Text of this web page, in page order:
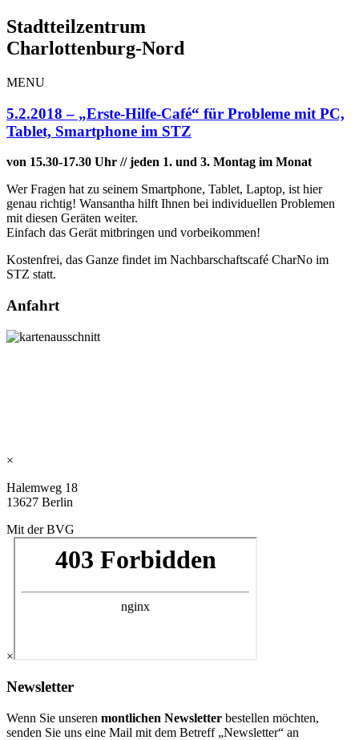
Stadtteilzentrum
Charlottenburg-Nord
MENU
5.2.2018 – „Erste-Hilfe-Café“ für Probleme mit PC,
Tablet, Smartphone im STZ
von 15.30-17.30 Uhr // jeden 1. und 3. Montag im Monat
Wer Fragen hat zu seinem Smartphone, Tablet, Laptop, ist hier
genau richtig! Wansantha hilft Ihnen bei individuellen Problemen
mit diesen Geräten weiter.
Einfach das Gerät mitbringen und vorbeikommen!
Kostenfrei, das Ganze findet im Nachbarschaftscafé CharNo im
STZ statt.
Anfahrt
×
Halemweg 18
13627 Berlin
Mit der BVG
×
Newsletter
Wenn Sie unseren montlichen Newsletter bestellen möchten,
senden Sie uns eine Mail mit dem Betreff „Newsletter“ an